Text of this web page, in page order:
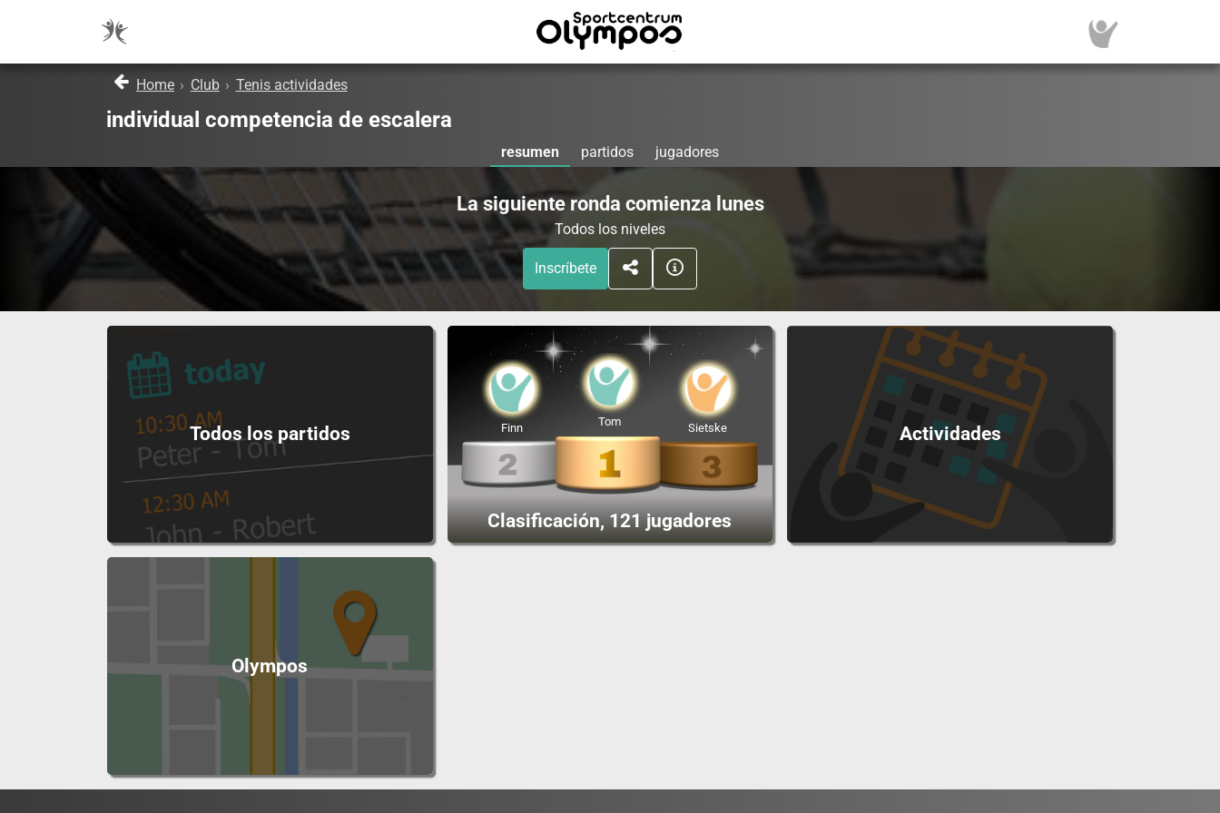
Home › Club › Tenis actividades
individual competencia de escalera
resumen partidos jugadores
La siguiente ronda comienza lunes
Todos los niveles
Inscríbete
Todos los partidos
Clasificación, 121 jugadores
Tom
Finn Sietske Actividades
Olympos